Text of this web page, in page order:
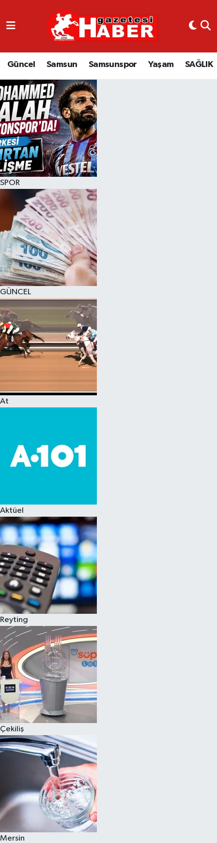
Güncel Samsun Samsunspor Yaşam SAĞLIK
SPOR
GÜNCEL
At
Aktüel
Reyting
Çekiliş
Mersin
GÜNCEL
SAMSUN
SAMSUNSPOR
EKONOMİ
YAŞAM